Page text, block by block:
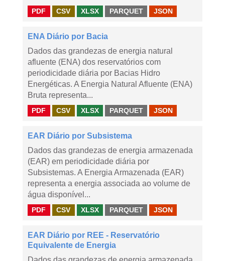
PDF CSV XLSX PARQUET JSON
ENA Diário por Bacia
Dados das grandezas de energia natural
afluente (ENA) dos reservatórios com
periodicidade diária por Bacias Hidro
Energéticas. A Energia Natural Afluente (ENA)
Bruta representa...
PDF CSV XLSX PARQUET JSON
EAR Diário por Subsistema
Dados das grandezas de energia armazenada
(EAR) em periodicidade diária por
Subsistemas. A Energia Armazenada (EAR)
representa a energia associada ao volume de
água disponível...
PDF CSV XLSX PARQUET JSON
EAR Diário por REE - Reservatório
Equivalente de Energia